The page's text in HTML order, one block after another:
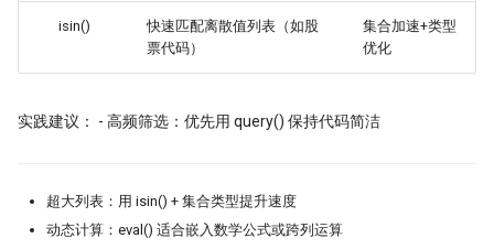
isin()
快速匹配离散值列表（如股
票代码）
集合加速+类型
优化
实践建议： - ​高频筛选：优先用 query() 保持代码简洁
​超大列表：用 isin() + 集合类型提升速度
​动态计算：eval() 适合嵌入数学公式或跨列运算